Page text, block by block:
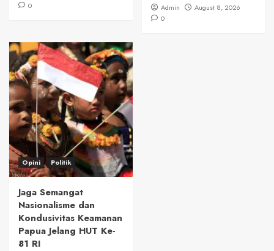
0
Admin
August 8, 2026
0
Opini Politik
Jaga Semangat
Nasionalisme dan
Kondusivitas Keamanan
Papua Jelang HUT Ke-
81 RI